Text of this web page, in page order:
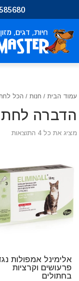
בְּאֲתָר
זֶה
מֻפְעֶלֶת
הַמְּסַיַּעַת
הָאֲתָר.
עמוד הבית/ חנות/ הכל
הדברה
מציג את כל 4 התוצאות
אלימינל אמפולות
פרעושים וקרציות
בחתולים